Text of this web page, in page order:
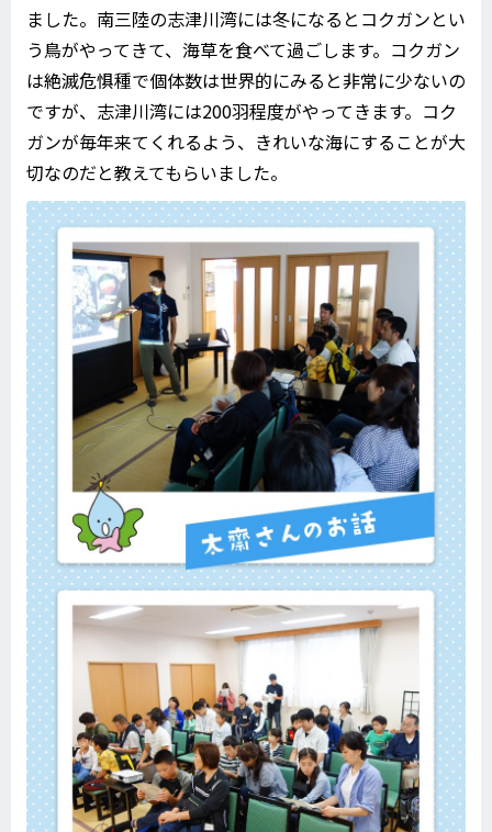
ました。南三陸の志津川湾には冬になるとコクガンとい
う鳥がやってきて、海草を食べて過ごします。コクガン
は絶滅危惧種で個体数は世界的にみると非常に少ないの
ですが、志津川湾には200羽程度がやってきます。コク
ガンが毎年来てくれるよう、きれいな海にすることが大
切なのだと教えてもらいました。